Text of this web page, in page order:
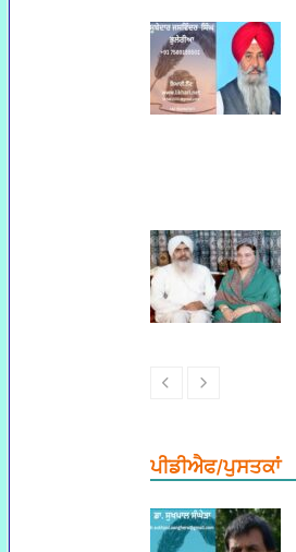
ਪੀਡੀਐਫ/ਪੁਸਤਕਾਂ